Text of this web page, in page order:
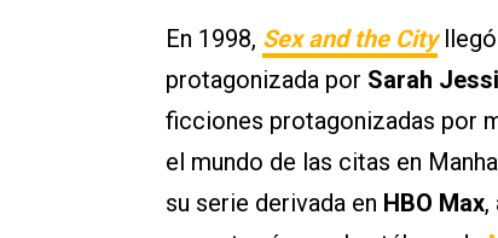
En 1998, Sex and the Cityllegó
protagonizada por Sarah
ficciones protagonizadas por
el mundo de las citas en
su serie derivada en HBO Max,